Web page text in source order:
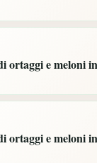
ortaggi e meloni
ortaggi e meloni